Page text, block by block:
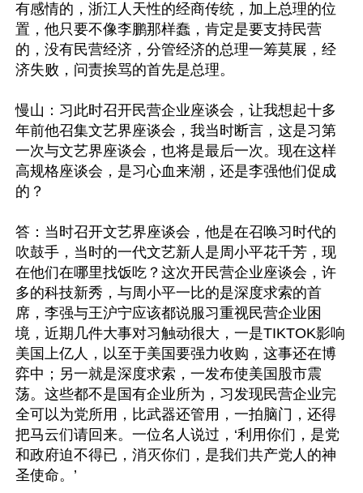
有感情的，浙江人天性的经商传统，加上总理的位
置，他只要不像李鹏那样蠢，肯定是要支持民营
的，没有民营经济，分管经济的总理一筹莫展，经
济失败，问责挨骂的首先是总理。
慢山：习此时召开民营企业座谈会，让我想起十多
年前他召集文艺界座谈会，我当时断言，这是习第
一次与文艺界座谈会，也将是最后一次。现在这样
高规格座谈会，是习心血来潮，还是李强他们促成
的？
答：当时召开文艺界座谈会，他是在召唤习时代的
吹鼓手，当时的一代文艺新人是周小平花千芳，现
在他们在哪里找饭吃？这次开民营企业座谈会，许
多的科技新秀，与周小平一比的是深度求索的首
席，李强与王沪宁应该都说服习重视民营企业困
境，近期几件大事对习触动很大，一是TIKTOK影响
美国上亿人，以至于美国要强力收购，这事还在博
弈中；另一就是深度求索，一发布使美国股市震
荡。这些都不是国有企业所为，习发现民营企业完
全可以为党所用，比武器还管用，一拍脑门，还得
把马云们请回来。一位名人说过，‘利用你们，是党
和政府迫不得已，消灭你们，是我们共产党人的神
圣使命。’